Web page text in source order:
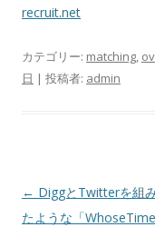
recruit.net
カテゴリー: matching,
日 | 投稿者: admin
投
稿
← DiggとTwitterを組
たような「